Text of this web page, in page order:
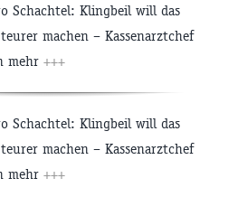
Schachtel: Klingbeil will das
machen – Kassenarztchef
mehr +++
Schachtel: Klingbeil will das
machen – Kassenarztchef
mehr +++